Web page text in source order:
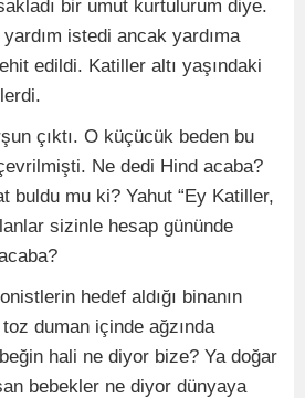
bir umut kurtulurum diye.
yardım istedi ancak yardıma
edildi. Katiller altı yaşındaki
çıktı. O küçücük beden bu
Ne dedi Hind acaba?
buldu mu ki? Yahut “Ey Katiller,
sizinle hesap gününde
hedef aldığı binanın
toz duman içinde ağzında
hali ne diyor bize? Ya doğar
bebekler ne diyor dünyaya